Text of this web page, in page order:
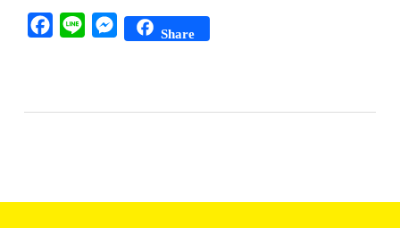
Facebook
Line Messenger
Share